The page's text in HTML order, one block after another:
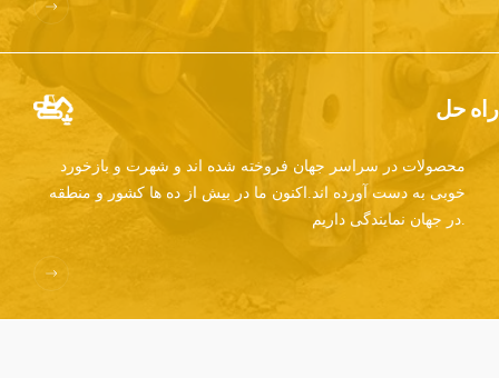
راه حل
محصولات در سراسر جهان فروخته شده اند و شهرت و بازخورد
خوبی به دست آورده اند.اکنون ما در بیش از ده ها کشور و منطقه
در جهان نمایندگی داریم.